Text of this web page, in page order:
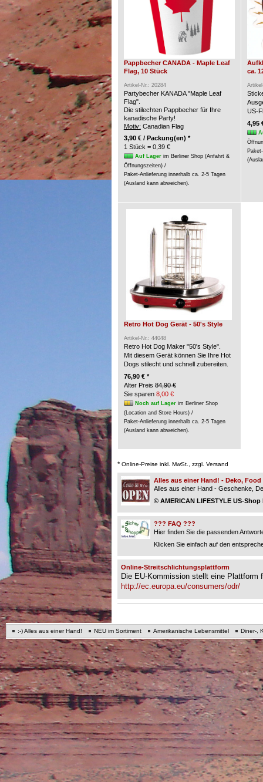
Pappbecher CANADA - Maple Leaf
Flag, 10 Stück
Artikel-Nr.: 20284
Partybecher KANADA "Maple Leaf
Flag".
Die stilechten Pappbecher für Ihre
kanadische Party!
Motiv: Canadian Flag
3,90 € / Packung(en) *
1 Stück = 0,39 €
Auf Lagerim Berliner Shop (Anfahrt &
Öffnungszeiten) /
Paket-Anlieferung innerhalb ca. 2-5 Tagen
(Ausland kann abweichen).
ca.
US-
4,95
Retro Hot Dog Gerät - 50's Style
Artikel-Nr.: 44048
Retro Hot Dog Maker "50's Style".
Mit diesem Gerät können Sie Ihre Hot
Dogs stilecht und schnell zubereiten.
76,90 € *
Alter Preis 84,90 €
Sie sparen 8,00 €
Noch auf Lagerim Berliner Shop
(Location and Store Hours) /
Paket-Anlieferung innerhalb ca. 2-5 Tagen
(Ausland kann abweichen).
* Online-Preise inkl. MwSt., zzgl. Versand
Alles aus einer Hand! - Deko, Food
Alles aus einer Hand - Geschenke,
© AMERICAN LIFESTYLE US-Shop
??? FAQ ???
Hier finden Sie die passenden
Klicken Sie einfach auf den
Online-Streitschlichtungsplattform
Die EU-Kommission stellt eine
http://ec.europa.eu/consumers/odr/
:-) Alles aus einer Hand! NEU im Sortiment Amerikanische Lebensmittel Diner-,